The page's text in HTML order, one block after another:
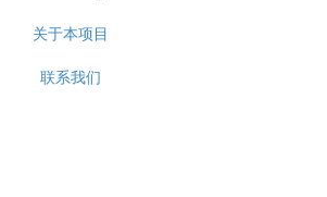
关于本项目
联系我们